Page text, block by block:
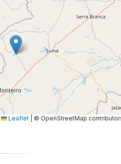
Leaflet © OpenStreetMap